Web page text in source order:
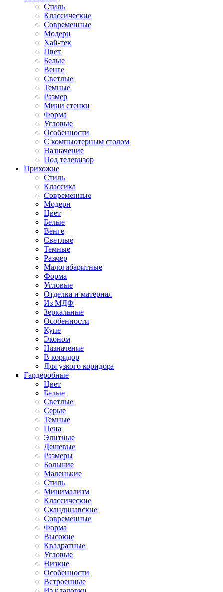
Стиль
Классические
Современные
Модерн
Хай-тек
Цвет
Белые
Венге
Светлые
Темные
Размер
Мини стенки
Форма
Угловые
Особенности
С компьютерным столом
Назначение
Под телевизор
Прихожие
Стиль
Классика
Современные
Модерн
Цвет
Белые
Венге
Светлые
Темные
Размер
Малогабаритные
Форма
Угловые
Отделка и материал
Из МДФ
Зеркальные
Особенности
Купе
Эконом
Назначение
В коридор
Для узкого коридора
Гардеробные
Цвет
Белые
Светлые
Серые
Темные
Цена
Элитные
Дешевые
Размеры
Большие
Маленькие
Стиль
Минимализм
Классические
Скандинавские
Современные
Форма
Высокие
Квадратные
Угловые
Низкие
Особенности
Встроенные
Из кладовки